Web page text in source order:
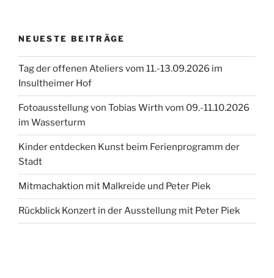
NEUESTE BEITRÄGE
Tag der offenen Ateliers vom 11.-13.09.2026 im
Insultheimer Hof
Fotoausstellung von Tobias Wirth vom 09.-11.10.2026
im Wasserturm
Kinder entdecken Kunst beim Ferienprogramm der
Stadt
Mitmachaktion mit Malkreide und Peter Piek
Rückblick Konzert in der Ausstellung mit Peter Piek